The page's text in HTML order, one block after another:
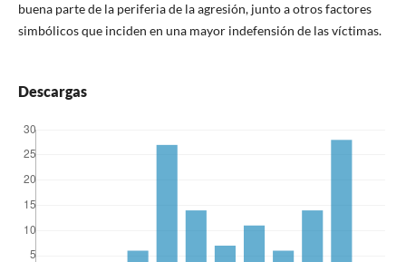
buena parte de la periferia de la agresión, junto a otros factores
simbólicos que inciden en una mayor indefensión de las víctimas.
Descargas